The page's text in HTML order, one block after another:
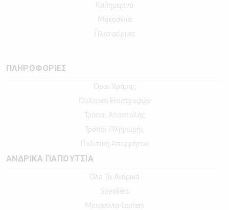
Καθημερινά
Μοκασίνια
Πλατφόρμες
ΠΛΗΡΟΦΟΡΙΕΣ
Όροι Χρήσης
Πολιτική Επιστροφών
Τρόποι Αποστολής
Τρόποι Πληρωμής
Πολιτική Απορρήτου
ΑΝΔΡΙΚΑ ΠΑΠΟΥΤΣΙΑ
Όλα Τα Ανδρικά
Sneakers
Μοκασίνια-Loafers